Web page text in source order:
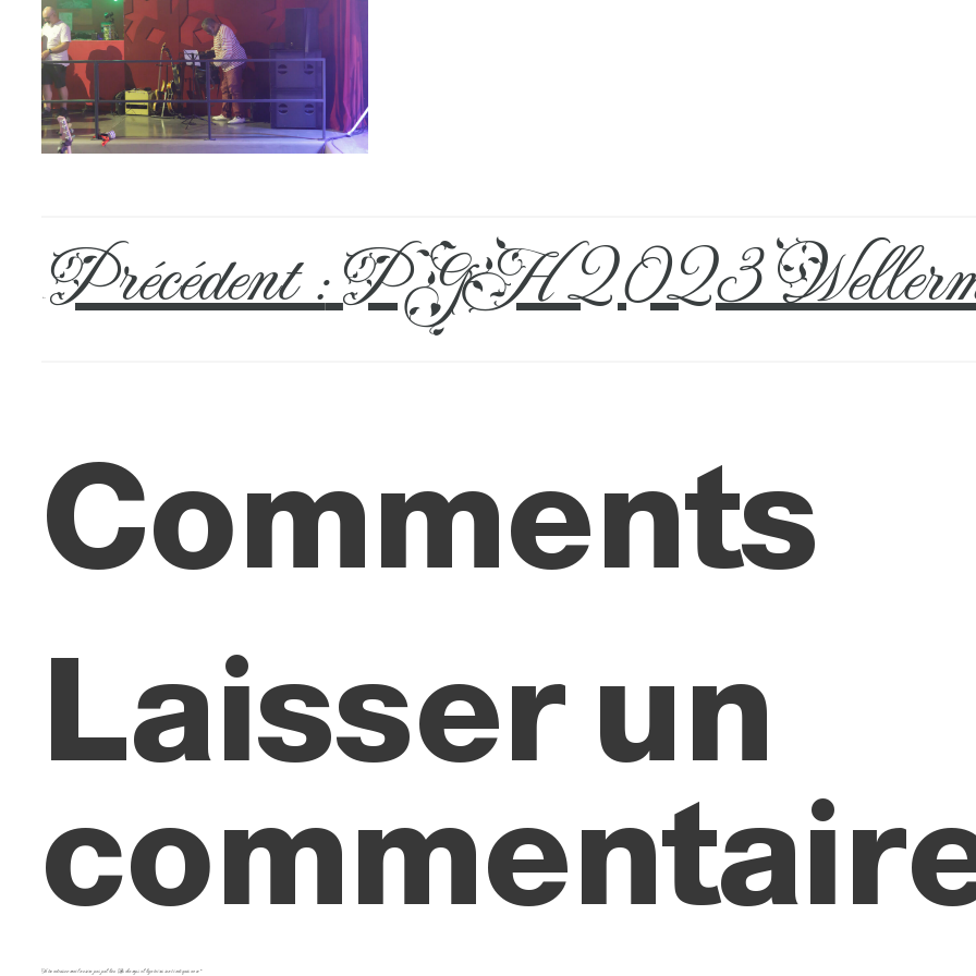
← Précédent :PGH 2023
Comments
Laisser un
Votre adresse e-mail ne sera pas publiée. Les champs obligatoires sont indiqués avec*